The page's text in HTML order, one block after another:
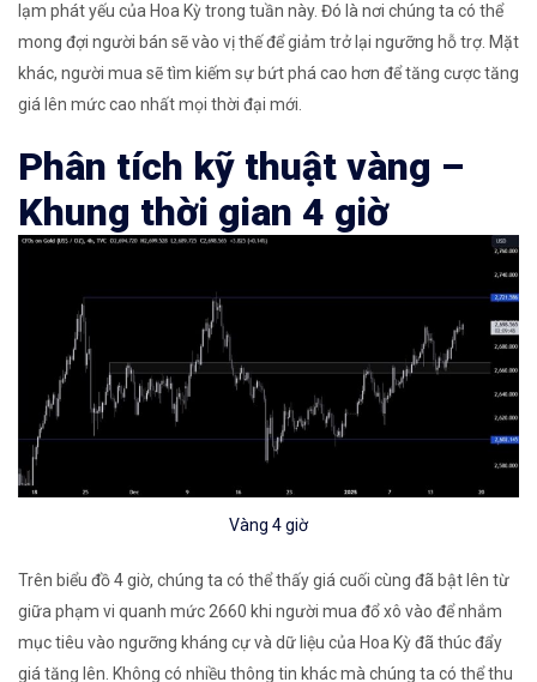
lạm phát yếu của Hoa Kỳ trong tuần này. Đó là nơi chúng ta có thể
mong đợi người bán sẽ vào vị thế để giảm trở lại ngưỡng hỗ trợ. Mặt
khác, người mua sẽ tìm kiếm sự bứt phá cao hơn để tăng cược tăng
giá lên mức cao nhất mọi thời đại mới.
Phân tích kỹ thuật vàng –
Khung thời gian 4 giờ
Vàng 4 giờ
Trên biểu đồ 4 giờ, chúng ta có thể thấy giá cuối cùng đã bật lên từ
giữa phạm vi quanh mức 2660 khi người mua đổ xô vào để nhắm
mục tiêu vào ngưỡng kháng cự và dữ liệu của Hoa Kỳ đã thúc đẩy
giá tăng lên. Không có nhiều thông tin khác mà chúng ta có thể thu